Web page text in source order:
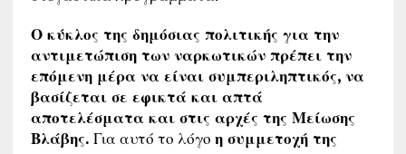
Ο κύκλος της δημόσιας πολιτικής για την
αντιμετώπιση των ναρκωτικών πρέπει την
επόμενη μέρα να είναι συμπεριληπτικός, να
βασίζεται σε εφικτά και απτά
αποτελέσματα και στις αρχές της Μείωσης
Βλάβης. Για αυτό το λόγο η συμμετοχή της